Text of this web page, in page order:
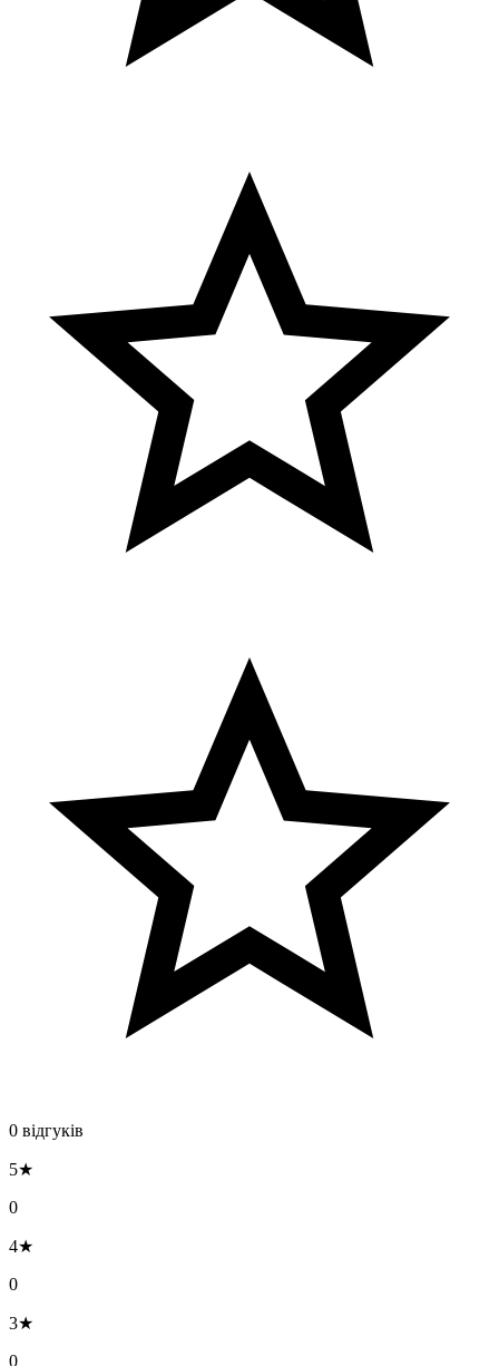
0 відгуків
5★
0
4★
0
3★
0